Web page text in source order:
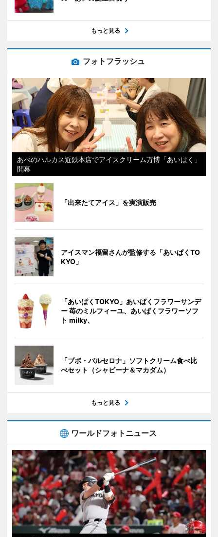
もっと見る
フォトフラッシュ
あべのハルカス近鉄本店でアイスクリーム万博「あいぱく」
開幕
「出来たてアイス」を実演販売
アイスマン福留さんが監修する「あいぱくTO
KYO」
「あいぱくTOKYO」あいぱくフラワーサンデ
ー 苺のミルフィーユ、あいぱくフラワーソフ
ト milky、
「ブボ・バルセロナ」ソフトクリーム食べ比
べセット（シャビーナ＆マカダム）
もっと見る
ワールドフォトニュース